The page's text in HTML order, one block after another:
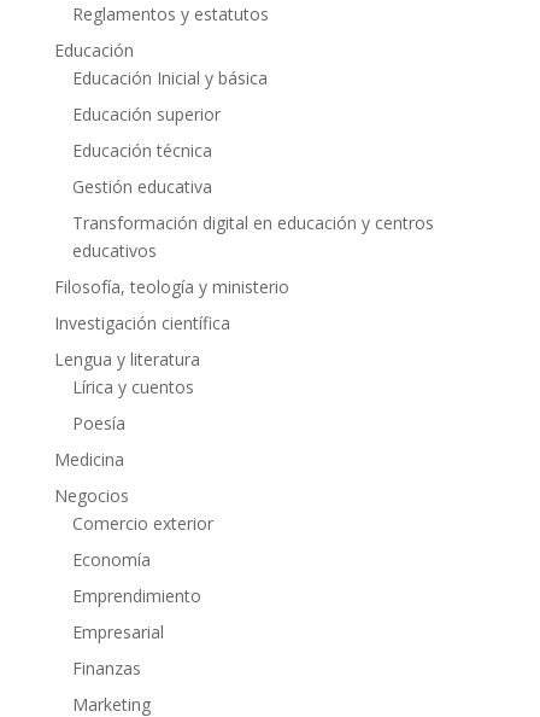
Reglamentos y estatutos
Educación
Educación Inicial y básica
Educación superior
Educación técnica
Gestión educativa
Transformación digital en educación y centros
educativos
Filosofía, teología y ministerio
Investigación científica
Lengua y literatura
Lírica y cuentos
Poesía
Medicina
Negocios
Comercio exterior
Economía
Emprendimiento
Empresarial
Finanzas
Marketing